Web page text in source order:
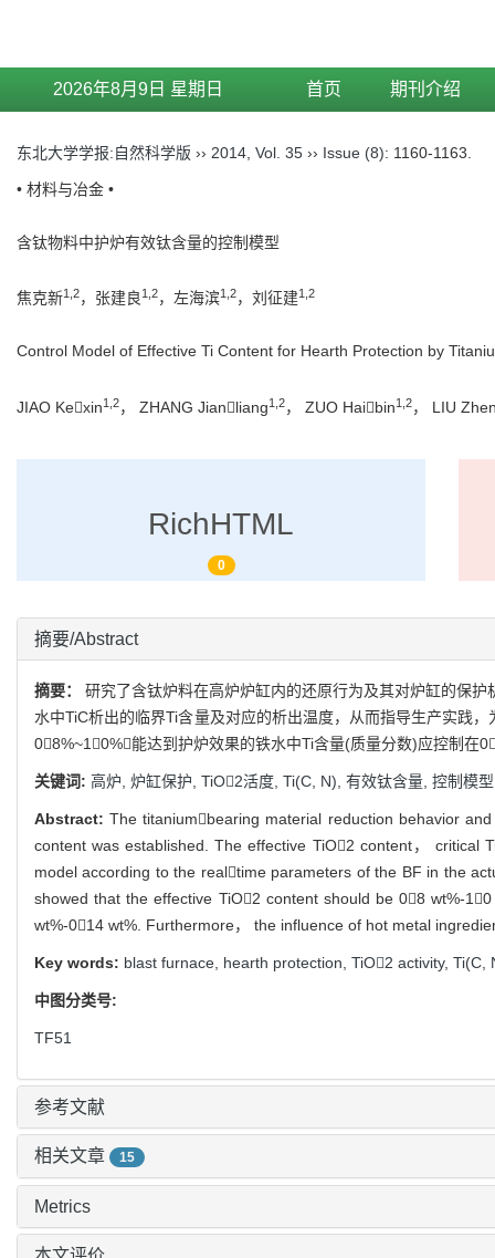
2026年8月9日 星期日 首页 期刊介绍
东北大学学报:自然科学版 ›› 2014 Vol. 35 ›› Issue (8): 1160-1163.
• 材料与冶金 •
含钛物料中护炉有效钛含量的控制模型
焦克新1,2，张建良1,2，左海滨1,2，刘征建1,2
Control Model of Effective Ti Content for Hearth Protection by
JIAO Kexin1,2， ZHANG Jianliang1,2， ZUO Haibin1,2， LIU
RichHTML
0
摘要/Abstract
水中TiC析出的临界Ti含量及对应的析出温度，从而指导生产实践
08%~10%，能达到护炉效果的铁水中Ti含量(质量分数)应控制在
关键词: 高炉,炉缸保护,TiO2活度,Ti(C, N),有效钛含量, 控制模型
showed that the effective TiO2 content should be 08 wt%-
wt%-014 wt%. Furthermore， the influence of hot metal
Key words:
TF51
参考文献
相关文章 15